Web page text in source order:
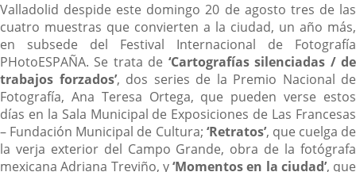
Valladolid despide este domingo 20 de agosto tres de las
cuatro muestras que convierten a la ciudad, un año más,
en subsede del Festival Internacional de Fotografía
PHotoESPAÑA. Se trata de ‘Cartografías silenciadas / de
trabajos forzados’, dos series de la Premio Nacional de
Fotografía, Ana Teresa Ortega, que pueden verse estos
días en la Sala Municipal de Exposiciones de Las Francesas
– Fundación Municipal de Cultura; ‘Retratos’, que cuelga de
la verja exterior del Campo Grande, obra de la fotógrafa
mexicana Adriana Treviño, y‘Momentos en la ciudad’, que